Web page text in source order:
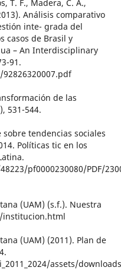
T. F., Madera, C. A.,
Análisis comparativo
inte- grada del
casos de Brasil y
– An Interdisciplinary
91.
de las
531-544.
sobre tendencias sociales
Políticas tic en los
pf0000230080/PDF/
(UAM) (s.f.). Nuestra
(UAM) (2011). Plan de
assets/